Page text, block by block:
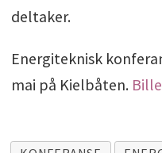
deltaker.
Energiteknisk
mai på Kielbåten.